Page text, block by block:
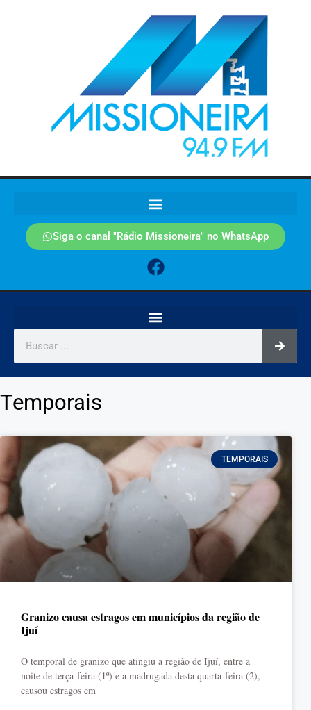
Siga o canal "Rádio Missioneira" no WhatsApp
Temporais
TEMPORAIS
Granizo causa estragos em municípios da região de
Ijuí
O temporal de granizo que atingiu a região de Ijuí, entre a
noite de terça-feira (1º) e a madrugada desta quarta-feira (2),
causou estragos em